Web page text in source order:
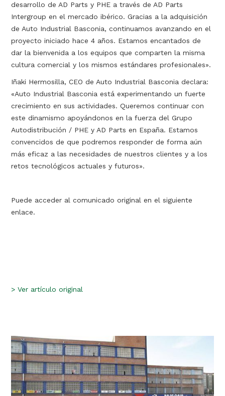
desarrollo de AD Parts y PHE a través de AD Parts
Intergroup en el mercado ibérico. Gracias a la adquisición
de Auto Industrial Basconia, continuamos avanzando en el
proyecto iniciado hace 4 años. Estamos encantados de
dar la bienvenida a los equipos que comparten la misma
cultura comercial y los mismos estándares profesionales».
Iñaki Hermosilla, CEO de Auto Industrial Basconia declara:
«Auto Industrial Basconia está experimentando un fuerte
crecimiento en sus actividades. Queremos continuar con
este dinamismo apoyándonos en la fuerza del Grupo
Autodistribución / PHE y AD Parts en España. Estamos
convencidos de que podremos responder de forma aún
más eficaz a las necesidades de nuestros clientes y a los
retos tecnológicos actuales y futuros».
Puede acceder al comunicado original en el siguiente
enlace.
> Ver artículo original